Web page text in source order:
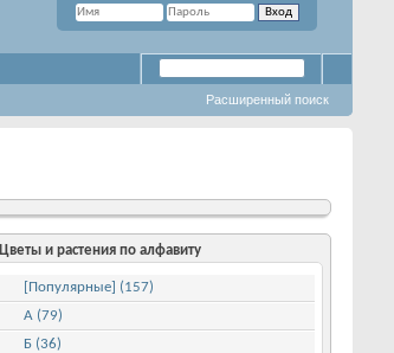
Расширенный поиск
Цветы и растения по алфавиту
[Популярные] (157)
А (79)
Б (36)